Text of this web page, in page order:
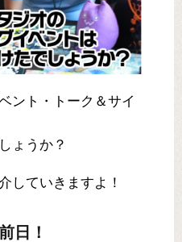
ント・トーク＆サイ
ょうか？
していきますよ！
日！